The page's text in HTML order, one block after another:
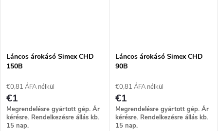
Láncos árokásó Simex CHD
150B
€0,81 ÁFA nélkül
€1
Megrendelésre gyártott gép. Ár
kérésre. Rendelkezésre állás kb.
15 nap.
Láncos árokásó Simex CHD
90B
€0,81 ÁFA nélkül
€1
Megrendelésre gyártott gép. Ár
kérésre. Rendelkezésre állás kb.
15 nap.